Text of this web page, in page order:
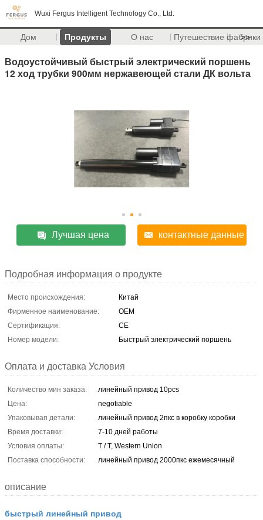
Wuxi Fergus Intelligent Technology Co., Ltd.
Дом Продукты О нас Путешествие фабрики
>>
Водоустойчивый быстрый электрический поршень
12 ход трубки 900мм нержавеющей стали ДК вольта
Лучшая цена контактные данные
Подробная информация о продукте
Место происхождения:
Китай
Фирменное наименование:
OEM
Сертификация:
CE
Номер модели:
Быстрый электрический поршень
Оплата и доставка Условия
Количество мин заказа:
линейный привод 10pcs
Цена:
negotiable
Упаковывая детали:
линейный привод 2пкс в коробку коробки
Время доставки:
7-10 дней работы
Условия оплаты:
T / T, Western Union
Поставка способности:
линейный привод 2000пкс ежемесячный
описание
быстрый линейный привод